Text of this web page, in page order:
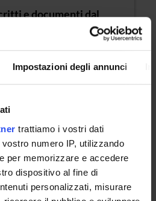
Impostazioni degli annunci
trattiamo i vostri dati
numero IP, utilizzando
per memorizzare e accedere
dispositivo al fine di
personalizzati, misurare
e documenti dal
età moderna: studio,
programmes